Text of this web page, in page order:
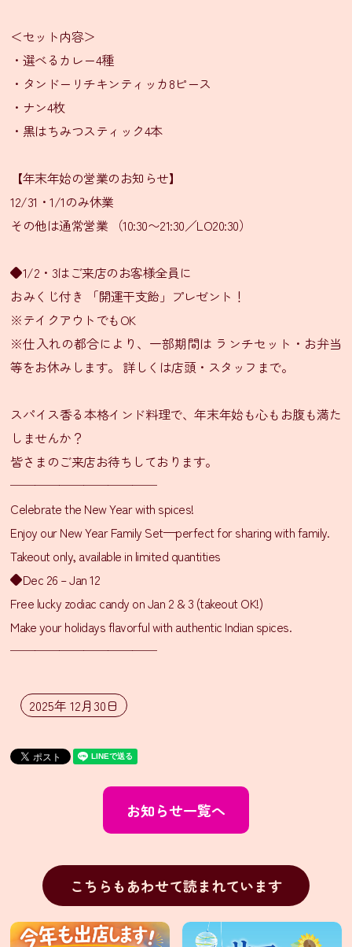
ュ
ー
テ
イ
ウ
ト
メ
ー
会
食
プ
ラ
シ
タ
通
信
販
売
SNS
LINE
イ
Facebook
＜セット内容＞
・選べるカレー4種
・タンドーリチキンティッカ8ピース
・ナン4枚
・黒はちみつスティック4本
【年末年始の営業のお知らせ】
12/31・1/1のみ休業
その他は通常営業 （10:30〜21:30／LO20:30）
◆1/2・3はご来店のお客様全員に
おみくじ付き 「開運干支飴」プレゼント！
※テイクアウトでもOK
※仕入れの都合により、一部期間は ランチセット・お弁当
等をお休みします。 詳しくは店頭・スタッフまで。
スパイス香る本格インド料理で、年末年始も心もお腹も満た
しませんか？
皆さまのご来店お待ちしております。
────────────
Celebrate the New Year with spices!
Enjoy our New Year Family Set—perfect for sharing with family.
Takeout only, available in limited quantities
◆Dec 26 – Jan 12
Free lucky zodiac candy on Jan 2 & 3 (takeout OK!)
Make your holidays flavorful with authentic Indian spices.
────────────
2025年 12月30日
お知らせ一覧へ
こちらもあわせて読まれています